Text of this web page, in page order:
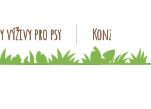
výživy pro psy Konzervy pro psy